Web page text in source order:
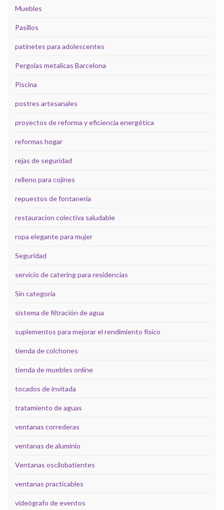
Muebles
Pasillos
patinetes para adolescentes
Pergolas metalicas Barcelona
Piscina
postres artesanales
proyectos de reforma y eficiencia energética
reformas hogar
rejas de seguridad
relleno para cojines
repuestos de fontanería
restauracion colectiva saludable
ropa elegante para mujer
Seguridad
servicio de catering para residencias
Sin categoría
sistema de filtración de agua
suplementos para mejorar el rendimiento físico
tienda de colchones
tienda de muebles online
tocados de invitada
tratamiento de aguas
ventanas correderas
ventanas de aluminio
Ventanas oscilobatientes
ventanas practicables
videógrafo de eventos